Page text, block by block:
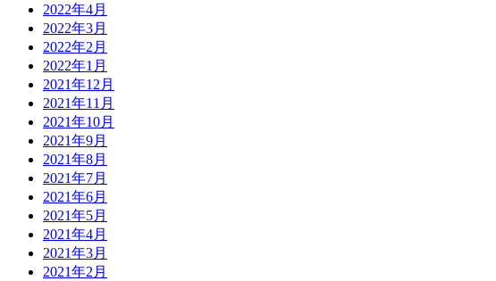
2022年4月
2022年3月
2022年2月
2022年1月
2021年12月
2021年11月
2021年10月
2021年9月
2021年8月
2021年7月
2021年6月
2021年5月
2021年4月
2021年3月
2021年2月